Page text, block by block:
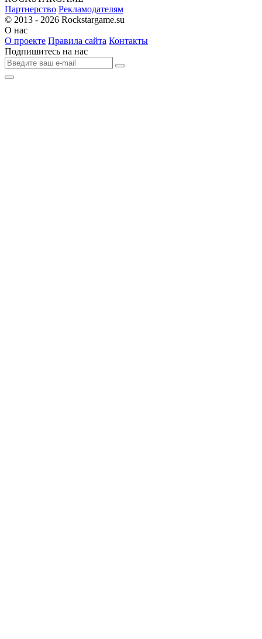
Партнерство Рекламодателям
© 2013 - 2026 Rockstargame.su
О нас
О проекте Правила сайта Контакты
Подпишитесь на нас